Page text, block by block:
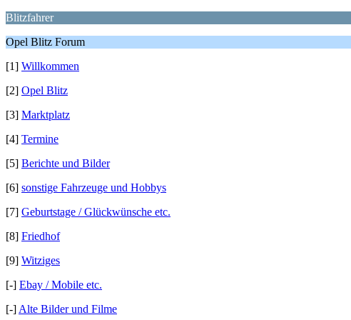
Blitzfahrer
Opel Blitz Forum
[1] Willkommen
[2] Opel Blitz
[3] Marktplatz
[4] Termine
[5] Berichte und Bilder
[6] sonstige Fahrzeuge und Hobbys
[7] Geburtstage / Glückwünsche etc.
[8] Friedhof
[9] Witziges
[-] Ebay / Mobile etc.
[-] Alte Bilder und Filme